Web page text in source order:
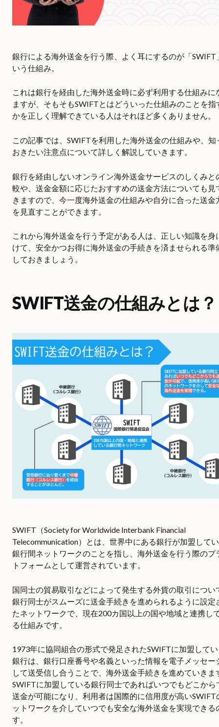
銀行による海外送金を行う際、よく耳にするのが「SWIFT
いう仕組み。
これは銀行を経由した海外送金時に必ず利用する仕組みに
ますが、そもそもSWIFTとはどういった仕組みのことを指
かを正しく理解できている人はそれほど多くありません。
この記事では、SWIFTを利用した海外送金の仕組みや、知
おきたい注意点について詳しく解説していきます。
銀行を経由しないオンライン海外送金サービスのしくみと
較や、送金金額に応じたおすすめの送金方法についても見
きますので、今一度海外送金の仕組みや自分に合った送金
を見直すことができます。
これから海外送金を行う予定がある人は、正しい知識を身
けて、安全かつお得に海外送金の手続きを済ませられる準
しておきましょう。
SWIFT送金の仕組みとは？
SWIFT（Society for Worldwide Interbank Financial
Telecommunication）とは、世界中にある銀行が加盟して
銀行間ネットワークのことを指し、海外送金を行う際のプ
トフォームとして運営されています。
国同士の貿易取引などによって発生する外貨の取引につい
銀行同士がスムーズに送金手続きを進められるように設定
たネットワークで、現在200カ国以上の国や地域と連携し
る仕組みです。
1973年に協同組合の形式で発足されたSWIFTに加盟して
銀行は、銀行口座番号や名義といった情報を電子メッセー
して送受信し合うことで、海外送金手続きを進めていきま
SWIFTに加盟している銀行同士であればいつでもどこから
送金が可能になり、利用者は国際的に信用度が高いSWIFT
ットワークを介していつでも安全な海外送金を実現できる
す。